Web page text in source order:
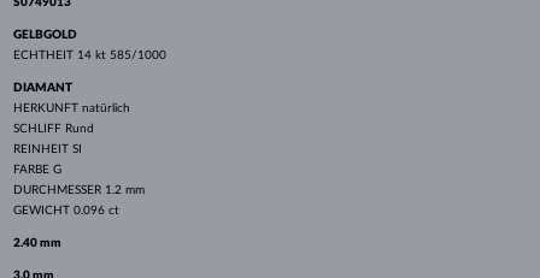
GELBGOLD
ECHTHEIT 14 kt 585/1000
DIAMANT
HERKUNFT natürlich
SCHLIFF Rund
REINHEIT SI
FARBE G
DURCHMESSER 1.2 mm
GEWICHT 0.096 ct
2.40 mm
3.0 mm